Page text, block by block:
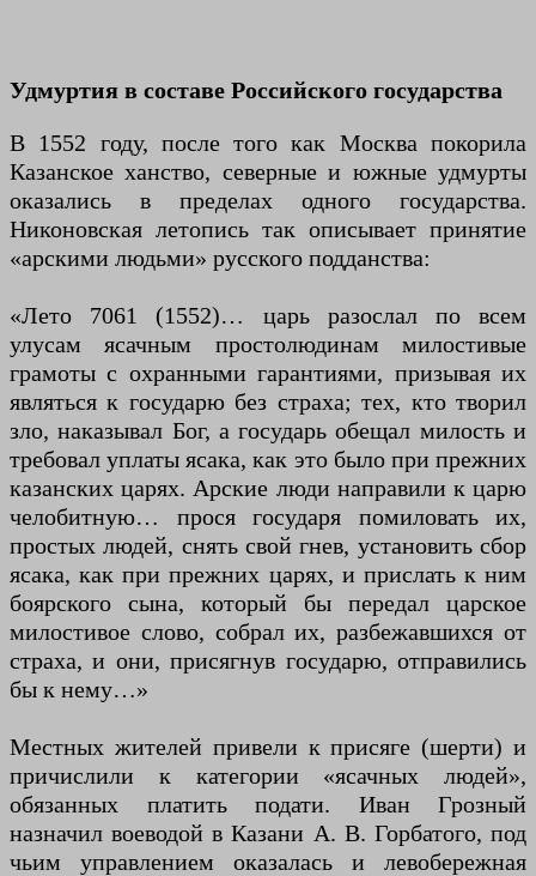
Удмуртия в составе Российского государства
В 1552 году, после того как Москва покорила
Казанское ханство, северные и южные удмурты
оказались в пределах одного государства.
Никоновская летопись так описывает принятие
«арскими людьми» русского подданства:
«Лето 7061 (1552)… царь разослал по всем
улусам ясачным простолюдинам милостивые
грамоты с охранными гарантиями, призывая их
являться к государю без страха; тех, кто творил
зло, наказывал Бог, а государь обещал милость и
требовал уплаты ясака, как это было при прежних
казанских царях. Арские люди направили к царю
челобитную… прося государя помиловать их,
простых людей, снять свой гнев, установить сбор
ясака, как при прежних царях, и прислать к ним
боярского сына, который бы передал царское
милостивое слово, собрал их, разбежавшихся от
страха, и они, присягнув государю, отправились
бы к нему…»
Местных жителей привели к присяге (шерти) и
причислили к категории «ясачных людей»,
обязанных платить подати. Иван Грозный
назначил воеводой в Казани А. В. Горбатого, под
чьим управлением оказалась и левобережная